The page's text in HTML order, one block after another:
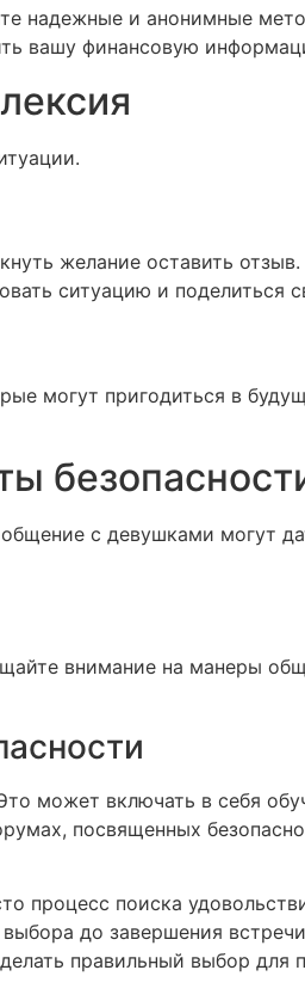
надежные и анонимные
вашу финансовую
желание оставить
ситуацию и поделиться
могут пригодиться в
с девушками могут
внимание на манеры
может включать в себя
посвященных
процесс поиска
до завершения
правильный выбор для